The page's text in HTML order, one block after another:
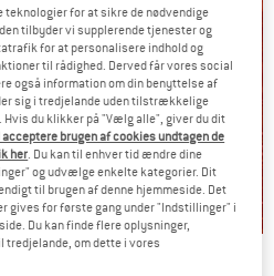
next
teknologier for at sikre de nødvendige
tilbyder vi supplerende tjenester og
for at personalisere indhold og
til rådighed. Derved får vores social
også information om din benyttelse af
sig i tredjelande uden tilstrækkelige
du klikker på "Vælg alle", giver du dit
brugen af cookies undtagen de
her. Du kan til enhver tid ændre dine
og udvælge enkelte kategorier. Dit
til brugen af denne hjemmeside. Det
gives for første gang under "Indstillinger" i
Du kan finde flere oplysninger,
om dette i vores